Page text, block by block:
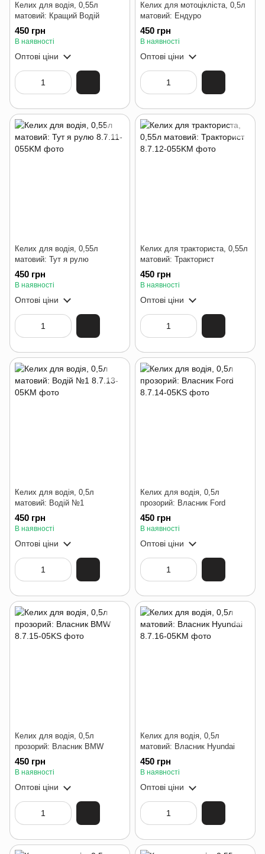
Келих для водія, 0,55л
матовий: Кращий Водій
450 грн
В наявності
Оптові ціни
Келих для мотоцікліста, 0,5л
матовий: Ендуро
450 грн
В наявності
Оптові ціни
Келих для водія, 0,55л
матовий: Тут я рулю
450 грн
В наявності
Оптові ціни
Келих для тракториста, 0,55л
матовий: Тракторист
450 грн
В наявності
Оптові ціни
Келих для водія, 0,5л
матовий: Водій №1
450 грн
В наявності
Оптові ціни
Келих для водія, 0,5л
прозорий: Власник Ford
450 грн
В наявності
Оптові ціни
Келих для водія, 0,5л
прозорий: Власник BMW
450 грн
В наявності
Оптові ціни
Келих для водія, 0,5л
матовий: Власник Hyundai
450 грн
В наявності
Оптові ціни